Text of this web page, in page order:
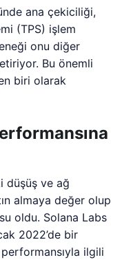
ana çekiciliği,
(TPS) işlem
onu diğer
Bu önemli
biri olarak
düşüş ve ağ
almaya değer olup
oldu. Solana Labs
2022’de bir
ilgili